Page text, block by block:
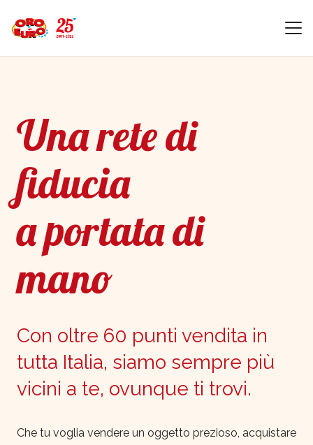
Una rete di
fiducia
a portata di
mano
Con oltre 60 punti vendita in
tutta Italia, siamo sempre più
vicini a te, ovunque ti trovi.
Che tu voglia vendere un oggetto prezioso, acquistare